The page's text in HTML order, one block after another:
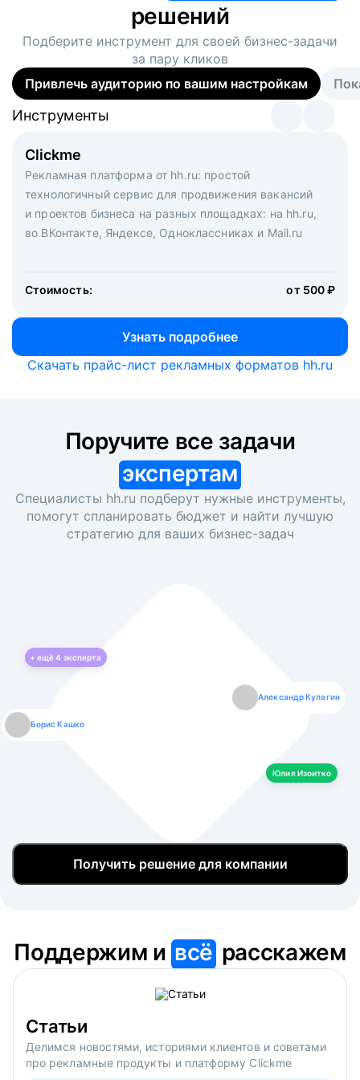
решений
Подберите инструмент для своей бизнес-задачи
за пару кликов
Привлечь аудиторию по вашим настройкам
Clickme
Рекламная платформа от hh.ru: простой
технологичный сервис для продвижения вакансий
и проектов бизнеса на разных площадках: на hh.ru,
во ВКонтакте, Яндексе, Одноклассниках и Mail.ru
Стоимость: от 500 ₽
Узнать подробнее
Инструменты
Вакансия дня
Рекламный формат для вакансий на главной странице
hh.ru. Увеличивает количество откликов
Инструменты
Массовый подбор под ключ. Решите, сколько
кандидатов и когда вам нужно, и за дело возьмутся
маркетологи, рекрутеры и проектные менеджеры
hh.ru с целым набором digital-инструментов
Инструменты
Скачать прайс-лист рекламных форматов hh.ru
экспертам
Специалисты hh.ru подберут нужные инструменты,
помогут спланировать бюджет и найти лучшую
стратегию для ваших бизнес-задач
+ ещё4 эксперта
Борис Кашко
Александр Кулагин
Юлия Изоитко
Юлия Изоитко
Даниил Макаров
Александр Кулагин
Екатерина Лазаренко
Даниил Макаров
Борис Кашко
Екатерина Лазаренко
Юлия Изоитко
Получить решение для компании
Поддержим ивсё расскажем
Статьи
Делимся новостями, историями клиентов и советами
про рекламные продукты и платформу Clickme